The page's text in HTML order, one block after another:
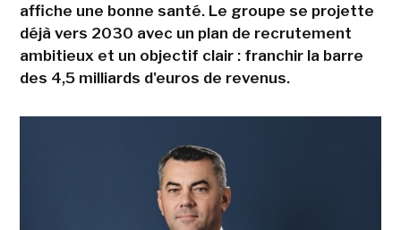
affiche une bonne santé. Le groupe se projette
déjà vers 2030 avec un plan de recrutement
ambitieux et un objectif clair : franchir la barre
des 4,5 milliards d'euros de revenus.